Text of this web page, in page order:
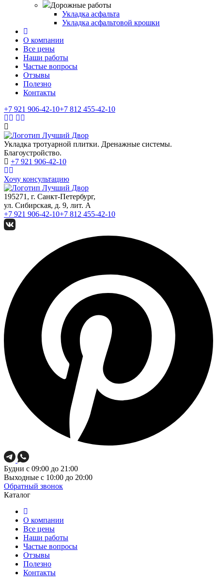
Дорожные работы
Укладка асфальта
Укладка асфальтовой крошки
О компании
Все цены
Наши работы
Частые вопросы
Отзывы
Полезно
Контакты
+7 921 906-42-10+7 812 455-42-10
Укладка тротуарной плитки. Дренажные системы.
Благоустройство.
+7 921 906-42-10
Хочу консультацию
195271, г. Санкт-Петербург,
ул. Сибирская, д. 9, лит. А
+7 921 906-42-10+7 812 455-42-10
Будни с 09:00 до 21:00
Выходные с 10:00 до 20:00
Обратный звонок
Каталог
О компании
Все цены
Наши работы
Частые вопросы
Отзывы
Полезно
Контакты